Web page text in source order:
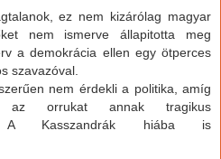
ez nem kizárólag magyar
nem ismerve állapitotta meg
a demokrácia ellen egy ötperces
szavazóval.
nem érdekli a politika, amíg
orrukat annak tragikus
A Kasszandrák hiába is